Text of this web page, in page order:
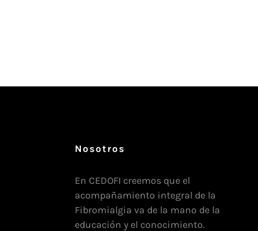
Nosotros
En CEDOFI creemos que el
acompañamiento integral de la
Fibromialgia va de la mano de la
educación y el conocimiento.